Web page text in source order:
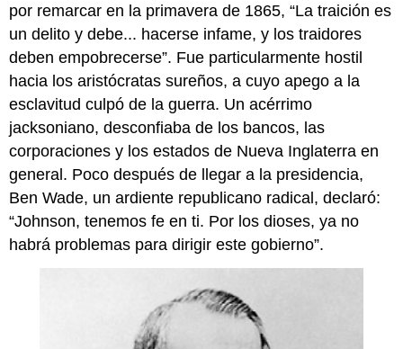
por remarcar en la primavera de 1865, “La traición es
un delito y debe... hacerse infame, y los traidores
deben empobrecerse”. Fue particularmente hostil
hacia los aristócratas sureños, a cuyo apego a la
esclavitud culpó de la guerra. Un acérrimo
jacksoniano, desconfiaba de los bancos, las
corporaciones y los estados de Nueva Inglaterra en
general. Poco después de llegar a la presidencia,
Ben Wade, un ardiente republicano radical, declaró:
“Johnson, tenemos fe en ti. Por los dioses, ya no
habrá problemas para dirigir este gobierno”.